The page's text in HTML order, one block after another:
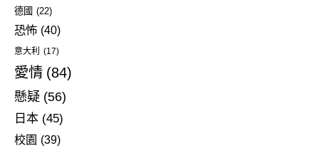
德國 (22)
恐怖 (40)
意大利 (17)
愛情 (84)
懸疑 (56)
日本 (45)
校園 (39)